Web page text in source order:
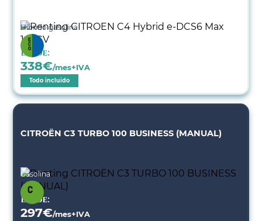
Híbrido gasolina
Desde:
338€/mes+IVA
Todo incluido
CITROËN C3 TURBO 100 BUSINESS (MANUAL)
Gasolina
Desde:
297€/mes+IVA